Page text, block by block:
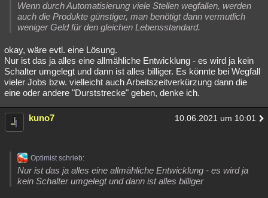
Wenn durch Automatisierung viele Stellen wegfallen, werden
auch die Produkte günstiger, man benötigt dann vermutlich
weniger Geld für den gleichen Lebensstandard.
okay, wäre evtl. eine Lösung.
Nur ist das ja alles eine allmähliche Entwicklung - es wird ja kein
Schalter umgelegt und dann ist alles billiger. Es könnte bei Wegfall
vieler Jobs bzw. vielleicht auch Arbeitszeitverkürzung dann die
eine oder andere "Durststrecke" geben, denke ich.
kuno7 10.06.2021 um 10:01
Optimist schrieb:
Nur ist das ja alles eine allmähliche Entwicklung - es wird ja
kein Schalter umgelegt und dann ist alles billiger